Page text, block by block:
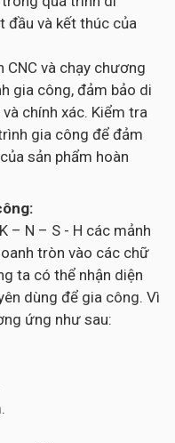
đầu và kết thúc của
CNC và chạy chương
gia công, đảm bảo di
chính xác. Kiểm tra
gia công để đảm
sản phẩm hoàn
– N – S - H các mảnh
tròn vào các chữ
ta có thể nhận diện
dùng để gia công. Vì
ứng như sau: